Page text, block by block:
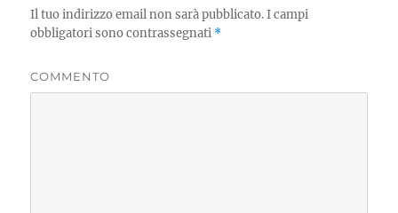
Il tuo indirizzo email non sarà pubblicato.I campi
obbligatori sono contrassegnati *
COMMENTO